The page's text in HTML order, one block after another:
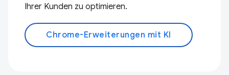
Ihrer Kunden zu optimieren.
Chrome-Erweiterungen mit KI